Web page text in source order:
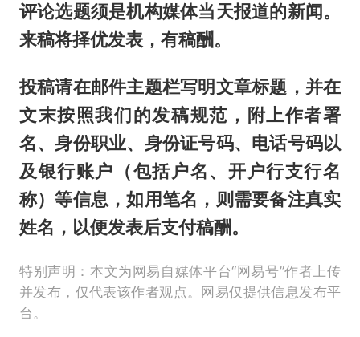
评论选题须是机构媒体当天报道的新闻。
来稿将择优发表，有稿酬。
投稿请在邮件主题栏写明文章标题，并在
文末按照我们的发稿规范，附上作者署
名、身份职业、身份证号码、电话号码以
及银行账户（包括户名、开户行支行名
称）等信息，如用笔名，则需要备注真实
姓名，以便发表后支付稿酬。
特别声明：本文为网易自媒体平台“网易号”作者上传
并发布，仅代表该作者观点。网易仅提供信息发布平
台。